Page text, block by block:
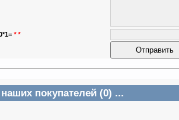
* *
покупателей (0) ...